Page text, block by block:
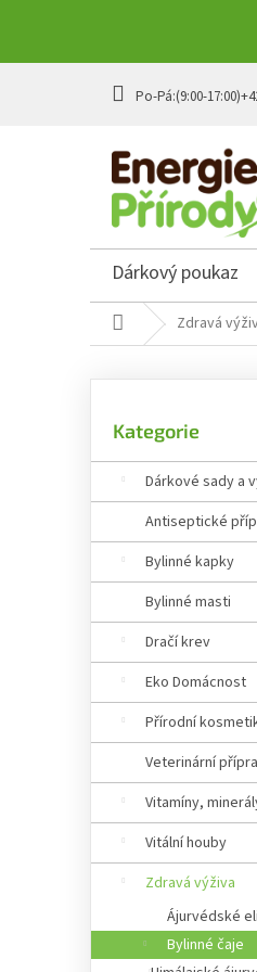
Dárkový poukaz
Domů Zdravá
Kategorie
Dárkové sady a
Antiseptické
Bylinné kapky
Bylinné masti
Dračí krev
Eko Domácnost
Přírodní
Veterinární
Vitamíny,
Vitální houby
Zdravá výživa
Ájurvédské
Bylinné čaje